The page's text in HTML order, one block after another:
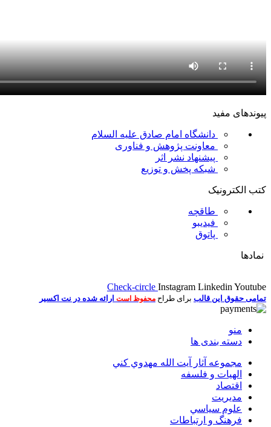
پیوندهای مفید
دانشگاه امام صادق علیه السلام
معاونت پژوهش و فناوری
پیشنهاد نشر اثر
شبکه پخش و توزیع
کتب الکترونیک
طاقچه
فیدیبو
پاتوق
نمادها
Check-circle Instagram Linkedin Youtube
تمامی حقوق این قالب برای طراح محفوظ است ارائه شده در نت اکسیر
منو
دسته بندی ها
مجموعه آثار آيت الله مهدوي كني
الهیات و فلسفه
اقتصاد
مديريت
علوم سياسي
فرهنگ و ارتباطات